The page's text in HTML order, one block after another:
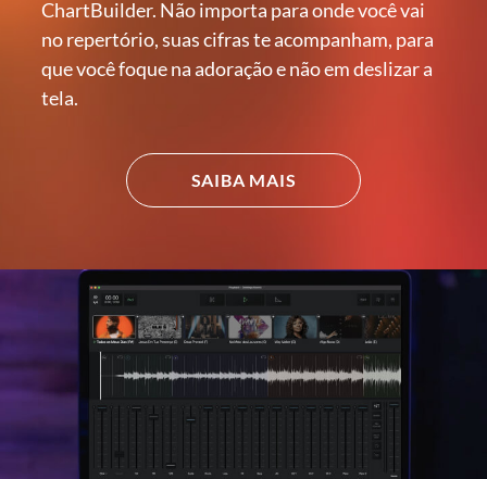
ChartBuilder. Não importa para onde você vai
no repertório, suas cifras te acompanham, para
que você foque na adoração e não em deslizar a
tela.
SAIBA MAIS